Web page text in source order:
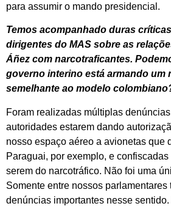
para assumir o mando presidencial.
Temos acompanhado duras
dirigentes do MAS sobre as
Áñez com narcotraficantes.
governo interino está armando um
semelhante ao modelo
Foram realizadas múltiplas
autoridades estarem dando
nosso espaço aéreo a avionetas que
Paraguai, por exemplo, e
serem do narcotráfico. Não foi uma
Somente entre nossos
denúncias importantes nesse